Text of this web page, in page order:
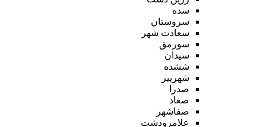
سده
سروستان
سعادت شهر
سورمق
سیدان
ششده
شهرپیر
صدرا
صغاد
صفاشهر
علامرودشت